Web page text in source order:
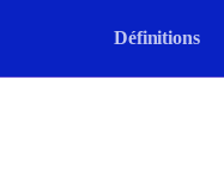
Définitions